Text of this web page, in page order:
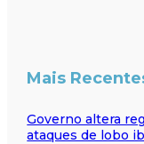
Mais
Governo altera
ataques de lobo